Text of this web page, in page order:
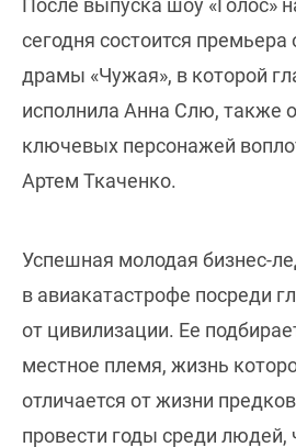
После выпуска шоу «Голос»
сегодня состоится
драмы «Чужая», в которой
исполнила Анна Слю, также
ключевых персонажей
Артем Ткаченко.
Успешная молодая бизнес-
в авиакатастрофе посреди
от цивилизации. Ее
местное племя, жизнь
отличается от жизни
провести годы среди